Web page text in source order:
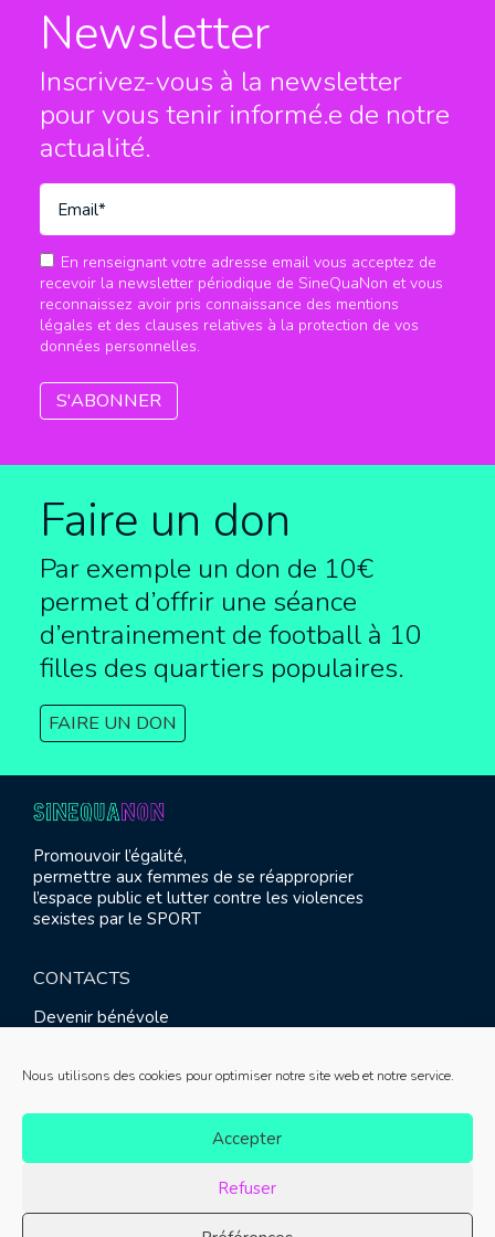
Nous utilisons des cookies pour optimiser notre site web et notre service.
Accepter
Refuser
Newsletter
Inscrivez-vous à la newsletter
pour vous tenir informé.e de notre
actualité.
En renseignant votre adresse email vous acceptez de
recevoir la newsletter périodique de SineQuaNon et vous
reconnaissez avoir pris connaissance des mentions
légales et des clauses relatives à la protection de vos
données personnelles.
Faire un don
Par exemple un don de 10€
permet d’offrir une séance
d’entrainement de football à 10
filles des quartiers populaires.
FAIRE UN DON
Promouvoir l’égalité,
permettre aux femmes de se réapproprier
l’espace public et lutter contre les violences
sexistes par le SPORT
CONTACTS
Devenir bénévole
Contact